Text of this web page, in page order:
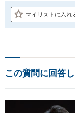
マイリストに入れ
この質問に回答